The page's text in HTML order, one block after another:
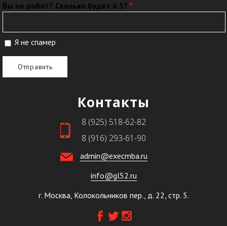
Вы не робот? Сколько будет 6:3? *
Я не спамер
Я спамер
Контакты
8 (925) 518-62-82
8 (916) 293-61-90
admin@execmba.ru
info@gl52.ru
г. Москва, Колокольников пер., д. 22, стр. 5.